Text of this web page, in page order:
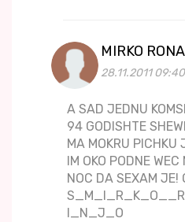
MIRKO
28.11.2011
A SAD JEDNU
94 GODISHTE
MA MOKRU PICHKU
IM OKO PODNE
NOC DA SEXAM JE!
I_N_J_O